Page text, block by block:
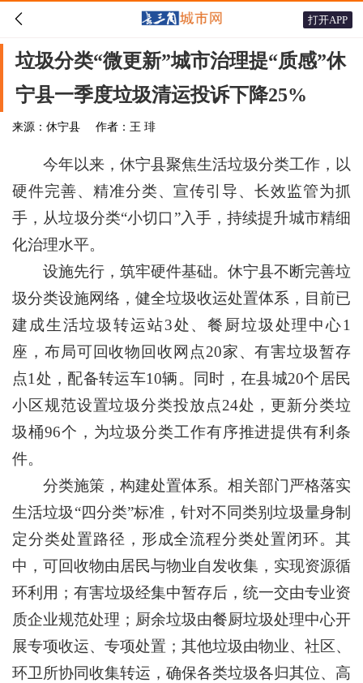
 打开APP
垃圾分类“微更新”城市治理提“质感”休
宁县一季度垃圾清运投诉下降25%
来源：休宁县 作者：王 琲
今年以来，休宁县聚焦生活垃圾分类工作，以
硬件完善、精准分类、宣传引导、长效监管为抓
手，从垃圾分类“小切口”入手，持续提升城市精细
化治理水平。
设施先行，筑牢硬件基础。休宁县不断完善垃
圾分类设施网络，健全垃圾收运处置体系，目前已
建成生活垃圾转运站3处、餐厨垃圾处理中心1
座，布局可回收物回收网点20家、有害垃圾暂存
点1处，配备转运车10辆。同时，在县城20个居民
小区规范设置垃圾分类投放点24处，更新分类垃
圾桶96个，为垃圾分类工作有序推进提供有利条
件。
分类施策，构建处置体系。相关部门严格落实
生活垃圾“四分类”标准，针对不同类别垃圾量身制
定分类处置路径，形成全流程分类处置闭环。其
中，可回收物由居民与物业自发收集，实现资源循
环利用；有害垃圾经集中暂存后，统一交由专业资
质企业规范处理；厨余垃圾由餐厨垃圾处理中心开
展专项收运、专项处置；其他垃圾由物业、社区、
环卫所协同收集转运，确保各类垃圾各归其位、高